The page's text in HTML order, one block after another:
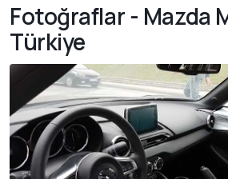
Fotoğraflar - Mazda
Türkiye